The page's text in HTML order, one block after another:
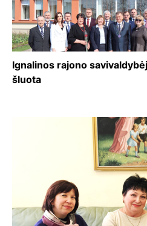
Ignalinos rajono
šluota